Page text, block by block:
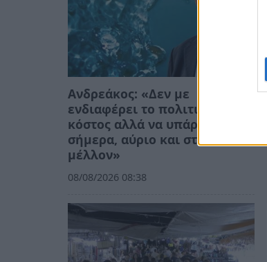
Ανδρεάκος: «Δεν με
ενδιαφέρει το πολιτικό
κόστος αλλά να υπάρχει νερό
σήμερα, αύριο και στο
μέλλον»
08/08/2026 08:38